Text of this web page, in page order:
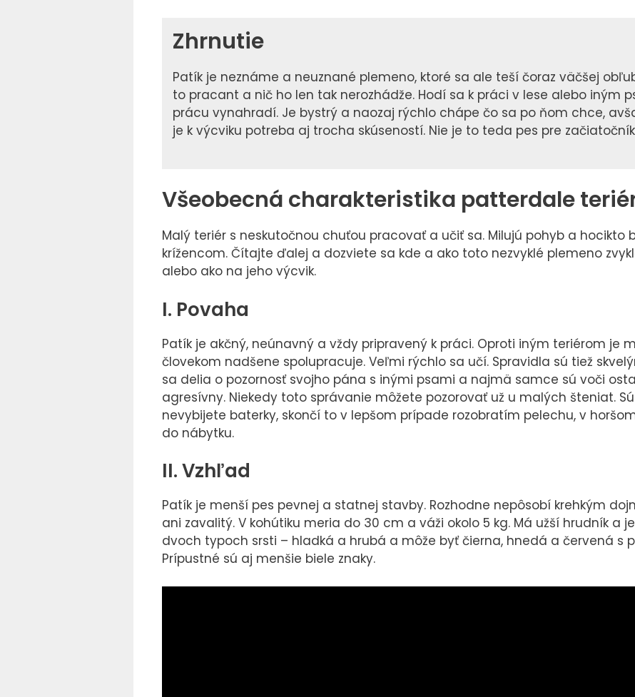
Zhrnutie
Patík je neznáme a neuznané plemeno, ktoré sa ale teší čoraz väčšej
to pracant a nič ho len tak nerozhádže. Hodí sa k práci v lese alebo iným
prácu vynahradí. Je bystrý a naozaj rýchlo chápe čo sa po ňom chce,
je k výcviku potreba aj trocha skúseností. Nie je to teda pes pre
Všeobecná charakteristika patterdale
Malý teriér s neskutočnou chuťou pracovať a učiť sa. Milujú pohyb a hocikto
krížencom. Čítajte ďalej a dozviete sa kde a ako toto nezvyklé plemeno
alebo ako na jeho výcvik.
I. Povaha
Patík je akčný, neúnavný a vždy pripravený k práci. Oproti iným teriérom je
človekom nadšene spolupracuje. Veľmi rýchlo sa učí. Spravidla sú tiež
sa delia o pozornosť svojho pána s inými psami a najmä samce sú voči
agresívny. Niekedy toto správanie môžete pozorovať už u malých šteniat.
nevybijete baterky, skončí to v lepšom prípade rozobratím pelechu, v
do nábytku.
II. Vzhľad
Patík je menší pes pevnej a statnej stavby. Rozhodne nepôsobí krehkým
ani zavalitý. V kohútiku meria do 30 cm a váži okolo 5 kg. Má užší hrudník a
dvoch typoch srsti – hladká a hrubá a môže byť čierna, hnedá a červená s
Prípustné sú aj menšie biele znaky.